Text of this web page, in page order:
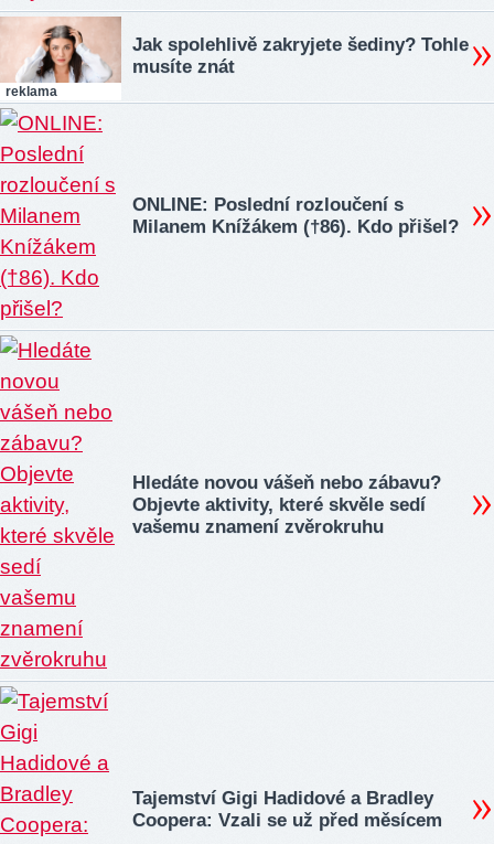
reklama
Jak spolehlivě zakryjete šediny? Tohle
musíte znát
ONLINE: Poslední rozloučení s
Milanem Knížákem (†86). Kdo přišel?
Hledáte novou vášeň nebo zábavu?
Objevte aktivity, které skvěle sedí
vašemu znamení zvěrokruhu
Tajemství Gigi Hadidové a Bradley
Coopera: Vzali se už před měsícem